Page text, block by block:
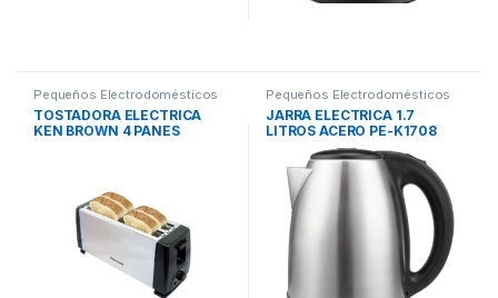
Pequeños Electrodomésticos
TOSTADORA ELECTRICA
KEN BROWN 4 PANES
Pequeños Electrodomésticos
JARRA ELECTRICA 1.7
LITROS ACERO PE-K1708
PEABODY